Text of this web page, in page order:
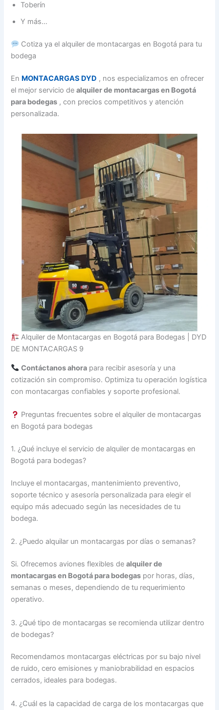
Toberín
Y más…
Cotiza ya el alquiler de montacargas en Bogotá para tu
bodega
En MONTACARGAS DYD , nos especializamos en ofrecer
el mejor servicio dealquiler de montacargas en Bogotá
para bodegas , con precios competitivos y atención
personalizada.
Alquiler de Montacargas en Bogotá para Bodegas | DYD
DE MONTACARGAS 9
Contáctanos ahora para recibir asesoría y una
cotización sin compromiso. Optimiza tu operación logística
con montacargas confiables y soporte profesional.
Preguntas frecuentes sobre el alquiler de montacargas
en Bogotá para bodegas
1. ¿Qué incluye el servicio de alquiler de montacargas en
Bogotá para bodegas?
Incluye el montacargas, mantenimiento preventivo,
soporte técnico y asesoría personalizada para elegir el
equipo más adecuado según las necesidades de tu
bodega.
2. ¿Puedo alquilar un montacargas por días o semanas?
Si. Ofrecemos aviones flexibles dealquiler de
montacargas en Bogotá para bodegas por horas, días,
semanas o meses, dependiendo de tu requerimiento
operativo.
3. ¿Qué tipo de montacargas se recomienda utilizar dentro
de bodegas?
Recomendamos montacargas eléctricas por su bajo nivel
de ruido, cero emisiones y maniobrabilidad en espacios
cerrados, ideales para bodegas.
4. ¿Cuál es la capacidad de carga de los montacargas que